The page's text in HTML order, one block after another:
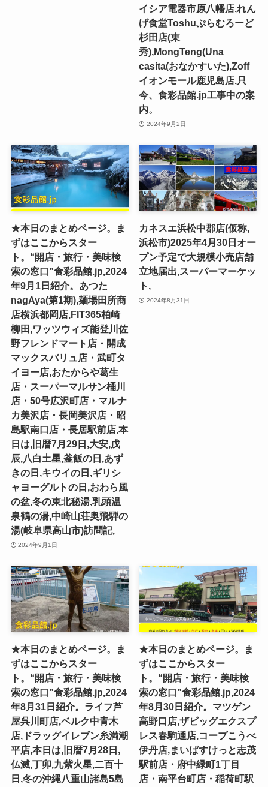
イシア電器市原八幡店,れん
げ食堂Toshuぷらむろーど
杉田店(東
秀),MongTeng(Una
casita(おなかすいた),Zoff
イオンモール鹿児島店,只
今、食彩品館.jp工事中の案
内。
2024年9月2日
★本日のまとめページ。ま
ずはここからスター
ト。“開店・旅行・美味検
索の窓口”食彩品館.jp,2024
年9月1日紹介。あつた
nagAya(第1期),麺場田所商
店横浜都岡店,FIT365柏崎
柳田,ワッツウィズ能登川佐
野フレンドマート店・開成
マックスバリュ店・武町タ
イヨー店,おたからや葛生
店・スーパーマルサン桶川
店・50号広沢町店・マルナ
カ美沢店・長岡美沢店・昭
島駅南口店・長居駅前店,本
日は,旧暦7月29日,大安,戊
辰,八白土星,釜飯の日,あず
きの日,キウイの日,ギリシ
ャヨーグルトの日,おわら風
の盆,冬の東北秘湯,乳頭温
泉鶴の湯,中崎山荘奥飛騨の
湯(岐阜県高山市)訪問記,
2024年9月1日
カネスエ浜松中郡店(仮称,
浜松市)2025年4月30日オー
プン予定で大規模小売店舗
立地届出,スーパーマーケッ
ト,
2024年8月31日
★本日のまとめページ。ま
ずはここからスター
ト。“開店・旅行・美味検
索の窓口”食彩品館.jp,2024
年8月31日紹介。ライフ芦
屋呉川町店,ベルク中青木
店,ドラッグイレブン糸満潮
平店,本日は,旧暦7月28日,
仏滅,丁卯,九紫火星,二百十
日,冬の沖縄八重山諸島5島
★本日のまとめページ。ま
ずはここからスター
ト。“開店・旅行・美味検
索の窓口”食彩品館.jp,2024
年8月30日紹介。マツゲン
高野口店,ザビッグエクスプ
レス春駒通店,コープこうべ
伊丹店,まいばすけっと志茂
駅前店・府中緑町1丁目
店・南平台町店・稲荷町駅